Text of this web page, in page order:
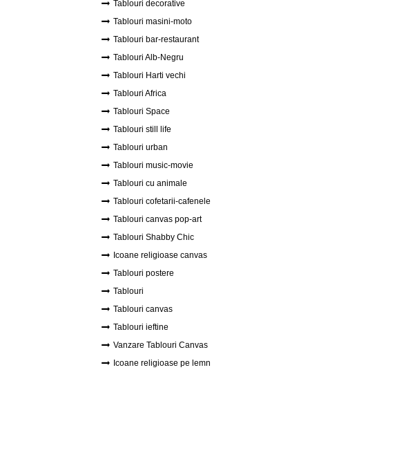
Tablouri decorative
Tablouri masini-moto
Tablouri bar-restaurant
Tablouri Alb-Negru
Tablouri Harti vechi
Tablouri Africa
Tablouri Space
Tablouri still life
Tablouri urban
Tablouri music-movie
Tablouri cu animale
Tablouri cofetarii-cafenele
Tablouri canvas pop-art
Tablouri Shabby Chic
Icoane religioase canvas
Tablouri postere
Tablouri
Tablouri canvas
Tablouri ieftine
Vanzare Tablouri Canvas
Icoane religioase pe lemn